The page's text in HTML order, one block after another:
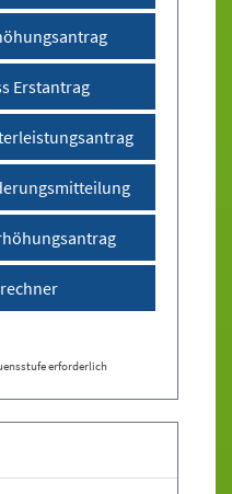
Erstantrag
erforderlich